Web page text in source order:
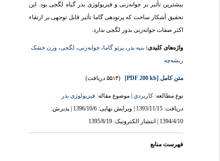
بیشترین تأثیر بر جوانه‌زنی و فیزیولوژی بذر گیاه لگجی بود. این
تحقیق آشکار ساخت که پرتودهی گاما تأثیر قابل توجهی بر ارتقاء
اکثر صفات جوانه‌زنی بذور لگجی ندارد.
واژه‌های کلیدی:بنیه بذر،پرتو گاما،جوانه‌زنی، لگجی، وزن خشک
ریشه‌چه
متن کامل[PDF 200 kb] (۵۵۱۴ دریافت)
نوع مطالعه:كاربردي| موضوع مقاله:فیزیولوژی بذر
دریافت: 1393/11/15 | ویرایش نهایی: 1396/10/6 | پذیرش:
1394/4/10 | انتشار الکترونیک: 1395/8/19
فهرست منابع